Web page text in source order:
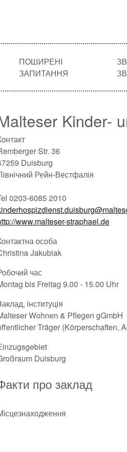
ПОШИРЕНІ
ЗАПИТАННЯ
Kinder-
Str. 36
Duisburg
Рейн-Вестфалія
0203-6085 2010
www.malteser-straphael.de
особа
Jakubiak
час
bis Freitag 9.00 - 15.00 Uhr
інституція
Wohnen & Pflegen gGmbH
Träger (Körperschaften,
Duisburg
про заклад